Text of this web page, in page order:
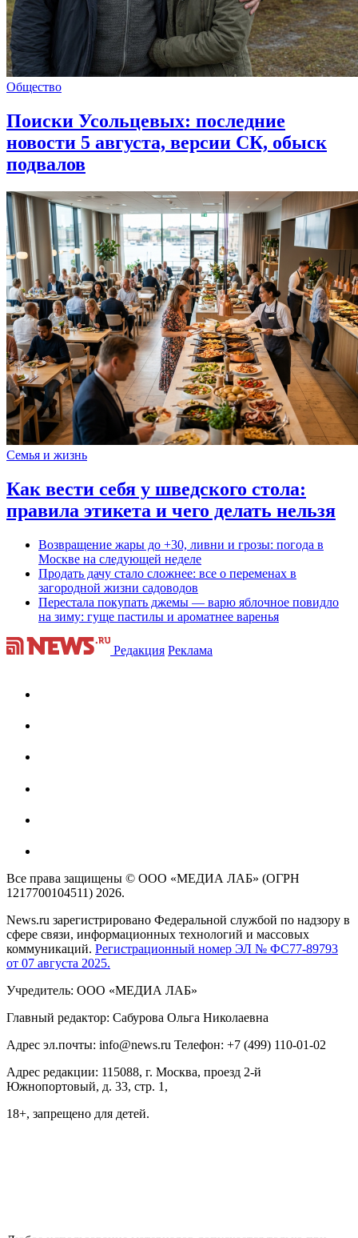
Общество
Поиски Усольцевых: последние
новости 5 августа, версии СК, обыск
подвалов
Семья и жизнь
Как вести себя у шведского стола:
правила этикета и чего делать нельзя
Возвращение жары до +30, ливни и грозы: погода в
Москве на следующей неделе
Продать дачу стало сложнее: все о переменах в
загородной жизни садоводов
Перестала покупать джемы — варю яблочное повидло
на зиму: гуще пастилы и ароматнее варенья
Редакция Реклама
Все права защищены © ООО «МЕДИА ЛАБ» (ОГРН
1217700104511) 2026.
News.ru зарегистрировано Федеральной службой по надзору в
сфере связи, информационных технологий и массовых
коммуникаций. Регистрационный номер ЭЛ № ФС77-89793
от 07 августа 2025.
Учредитель: ООО «МЕДИА ЛАБ»
Главный редактор: Сабурова Ольга Николаевна
Адрес эл.почты: info@news.ru Телефон: +7 (499) 110-01-02
Адрес редакции: 115088, г. Москва, проезд 2-й
Южнопортовый, д. 33, стр. 1,
18+, запрещено для детей.